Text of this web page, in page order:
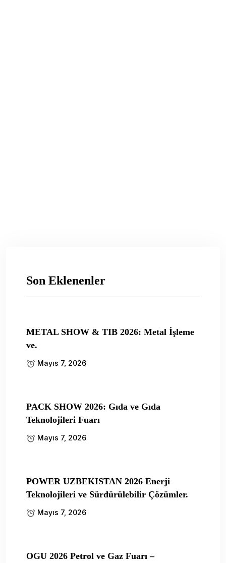
Son Eklenenler
METAL SHOW & TIB 2026: Metal İşleme
ve.
Mayıs 7, 2026
PACK SHOW 2026: Gıda ve Gıda
Teknolojileri Fuarı
Mayıs 7, 2026
POWER UZBEKISTAN 2026 Enerji
Teknolojileri ve Sürdürülebilir Çözümler.
Mayıs 7, 2026
OGU 2026 Petrol ve Gaz Fuarı –